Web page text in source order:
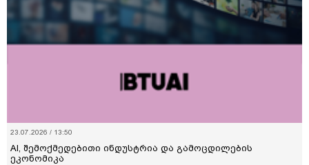
23.07.2026 / 13:50
AI, შემოქმედებითი ინდუსტრია და გამოცდილების
ეკონომიკა